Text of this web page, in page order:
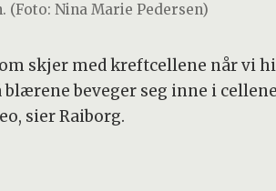
Nina Marie Pedersen)
skjer med kreftcellene når vi
blærene beveger seg inne i
sier Raiborg.